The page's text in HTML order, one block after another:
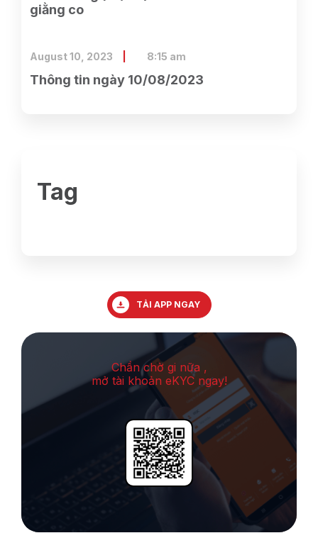
giằng co
Thông tin ngày 10/08/2023
August 10, 2023 8:15 am
Tag
TẢI APP NGAY
Chần chờ gi nữa ,
mở tài khoản eKYC ngay!